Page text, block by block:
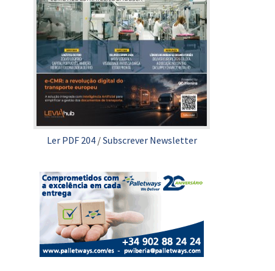
Ler PDF 204/Subscrever Newsletter